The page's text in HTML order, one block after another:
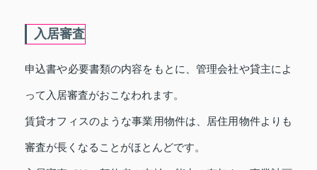
入居審査
申込書や必要書類の内容をもとに、管理会社や貸主によ
って入居審査がおこなわれます。
賃貸オフィスのような事業用物件は、居住用物件よりも
審査が長くなることがほとんどです。